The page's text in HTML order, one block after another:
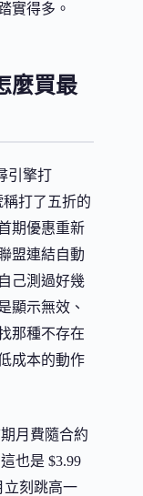
實得多。
麼買最
引擎打
稱打了五折的
期優惠重新
盟連結自動
己測過好幾
顯示無效、
那種不存在
成本的動作
月費隨合約
也是 $3.99
立刻跳高一